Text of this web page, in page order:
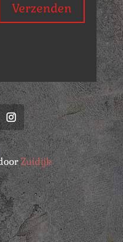
Verzenden
Zuidijk